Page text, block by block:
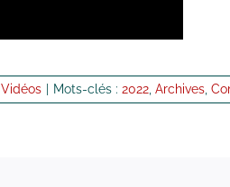
Vidéos Mots-clés : 2022 Archives